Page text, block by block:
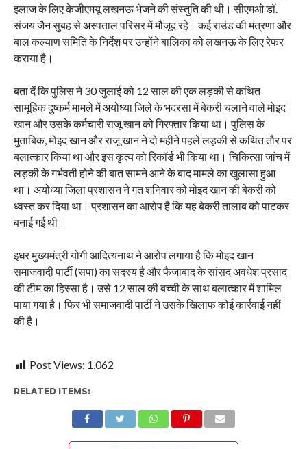
इलाज के लिए केजीएमयू लखनऊ भेजने की संस्तुति की थी। सीएमओ डॉ.
संजय जैन सुबह से अस्पताल परिसर में मौजूद रहे। कई राउंड की मंत्रणा और
बाल कल्याण समिति के निर्देश पर उन्होंने बालिका को लखनऊ के लिए रेफर
कराया है।
बता दें कि पुलिस ने 30 जुलाई को 12 साल की एक लड़की से कथित
सामूहिक दुष्कर्म मामले में अयोध्या जिले के भदरसा में बेकरी चलाने वाले मोइद
खान और उसके कर्मचारी राजू खान को गिरफ्तार किया था। पुलिस के
मुताबिक, मोइद खान और राजू खान ने दो महीने पहले लड़की से कथित तौर पर
बलात्कार किया था और इस कृत्य को रिकॉर्ड भी किया था। चिकित्सा जांच में
लड़की के गर्भवती होने की बात सामने आने के बाद मामले का खुलासा हुआ
था। अयोध्या जिला प्रशासन ने गत शनिवार को मोइद खान की बेकरी को
ध्वस्त कर दिया था। प्रशासन का आरोप है कि यह बेकरी तालाब को पाटकर
बनाई गई थी।
इधर मुख्यमंत्री योगी आदित्यनाथ ने आरोप लगाया है कि मोइद खान
समाजवादी पार्टी (सपा) का सदस्य है और फैजाबाद के सांसद अवधेश प्रसाद
की टीम का हिस्सा है। उसे 12 साल की बच्ची के साथ बलात्कार में शामिल
पाया गया है। फिर भी समाजवादी पार्टी ने उसके खिलाफ कोई कार्रवाई नहीं
की है।
Post Views: 1,062
RELATED ITEMS: